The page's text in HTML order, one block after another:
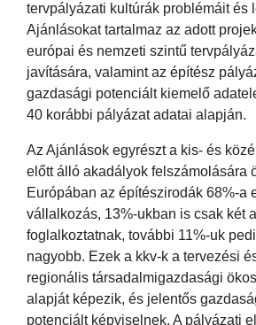
tervpályázati kultúrák problémáit és
Ajánlásokat tartalmaz az adott
európai és nemzeti szintű
javítására, valamint az építész
gazdasági potenciált kiemelő
40 korábbi pályázat adatai alapján.
Az Ajánlások egyrészt a kis- és
előtt álló akadályok felszámolására
Európában az építészirodák 68%-a
vállalkozás, 13%-ukban is csak két
foglalkoztatnak, további 11%-uk
nagyobb. Ezek a kkv-k a tervezési
regionális társadalmigazdasági
alapját képezik, és jelentős
potenciált képviselnek. A pályázati